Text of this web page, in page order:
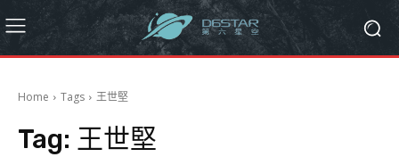
Home Tags 王世堅
Tag: 王世堅